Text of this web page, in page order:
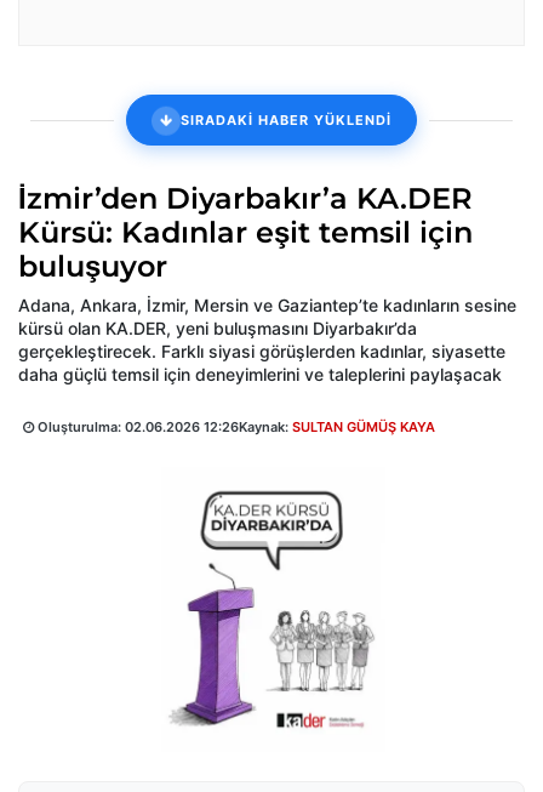
SIRADAKİ HABER YÜKLENDİ
İzmir’den Diyarbakır’a KA.DER
Kürsü: Kadınlar eşit temsil için
buluşuyor
Adana, Ankara, İzmir, Mersin ve Gaziantep’te kadınların sesine
kürsü olan KA.DER, yeni buluşmasını Diyarbakır’da
gerçekleştirecek. Farklı siyasi görüşlerden kadınlar, siyasette
daha güçlü temsil için deneyimlerini ve taleplerini paylaşacak
Oluşturulma: 02.06.2026 12:26Kaynak: SULTAN GÜMÜŞ KAYA